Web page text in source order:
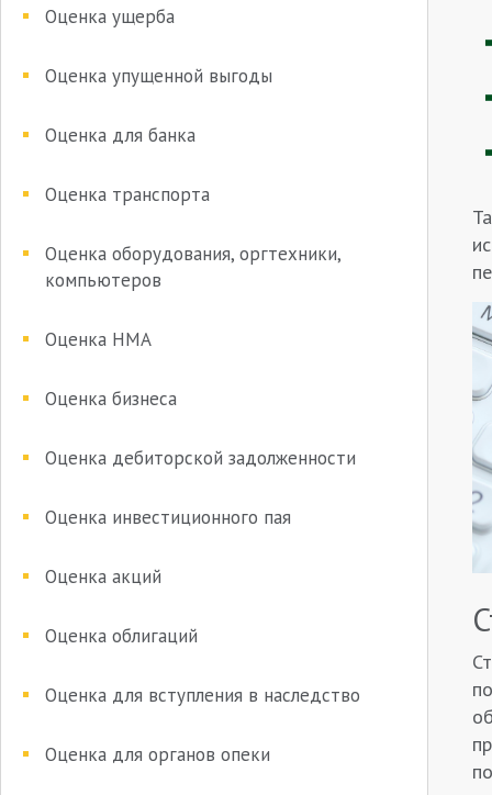
Оценка ущерба
Оценка упущенной выгоды
Оценка для банка
Оценка транспорта
Оценка оборудования, оргтехники,
компьютеров
Оценка НМА
Оценка бизнеса
Оценка дебиторской задолженности
Оценка инвестиционного пая
Оценка акций
Оценка облигаций
Оценка для вступления в наследство
Оценка для органов опеки